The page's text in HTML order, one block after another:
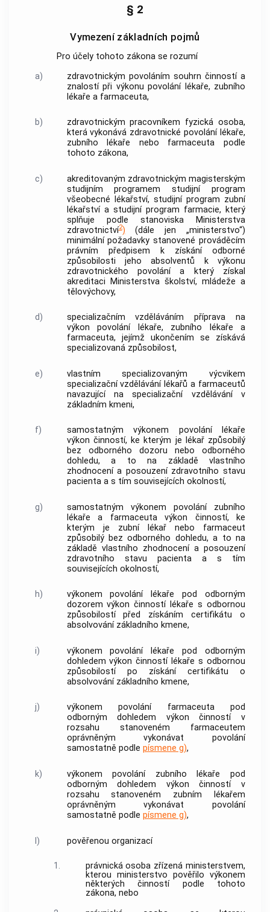
§ 2
Vymezení základních pojmů
Pro účely tohoto zákona se rozumí
a)
zdravotnickým povoláním souhrn činností a
znalostí při výkonu povolání lékaře, zubního
lékaře a farmaceuta,
b) zdravotnickým pracovníkem fyzická osoba,
která vykonává zdravotnické povolánílékaře,
zubního lékaře nebo farmaceuta podle
tohoto zákona,
c)
akreditovaným zdravotnickým magisterským
studijním programem studijní program
všeobecné lékařství, studijní program zubní
lékařství a studijní program farmacie, který
splňuje podle stanoviska Ministerstva
zdravotnictví2) (dále jen „ministerstvo“)
minimální požadavky stanovené prováděcím
právním předpisem k získání odborné
způsobilosti jeho absolventů k výkonu
zdravotnického povolánía který získal
akreditaci Ministerstva školství, mládeže a
tělovýchovy,
d) specializačním vzděláváním příprava na
výkon povolání lékaře, zubního lékaře a
farmaceuta, jejímž ukončením se získává
specializovaná způsobilost,
e)
vlastním specializovaným výcvikem
specializační vzdělávánílékařů a farmaceutů
navazující naspecializační vzdělávánív
základním kmeni,
f)
samostatným výkonem povolání lékaře
výkon činností, ke kterým je lékař způsobilý
bez odborného dozoru nebo odborného
dohledu, a to na základě vlastního
zhodnocení a posouzení zdravotního stavu
pacienta a s tím souvisejících okolností,
g)
samostatným výkonem povolání zubního
lékaře a farmaceutavýkon činností, ke
kterým je zubní lékař nebo farmaceut
způsobilý bez odborného dohledu, a to na
základě vlastního zhodnocení a posouzení
zdravotního stavu pacienta a s tím
souvisejících okolností,
h)
výkonem povolání lékaře pod odborným
dozorem výkon činností lékaře s odbornou
způsobilostí před získáním certifikátu o
absolvování základního kmene,
i)
výkonem povolání lékaře pod odborným
dohledem výkon činností lékaře s odbornou
způsobilostí po získání certifikátu o
absolvování základního kmene,
j)
výkonem povolání farmaceuta pod
odborným dohledem výkon činností v
rozsahu stanoveném farmaceutem
oprávněným vykonávat povolání
samostatně podle písmene g),
k)
výkonem povolání zubního lékaře pod
odborným dohledem výkon činností v
rozsahu stanoveném zubním lékařem
oprávněným vykonávat povolání
samostatně podle písmene g),
l) pověřenou organizací
1.
právnická osoba zřízená ministerstvem,
kterou ministerstvo pověřilo výkonem
některých činností podle tohoto
zákona, nebo